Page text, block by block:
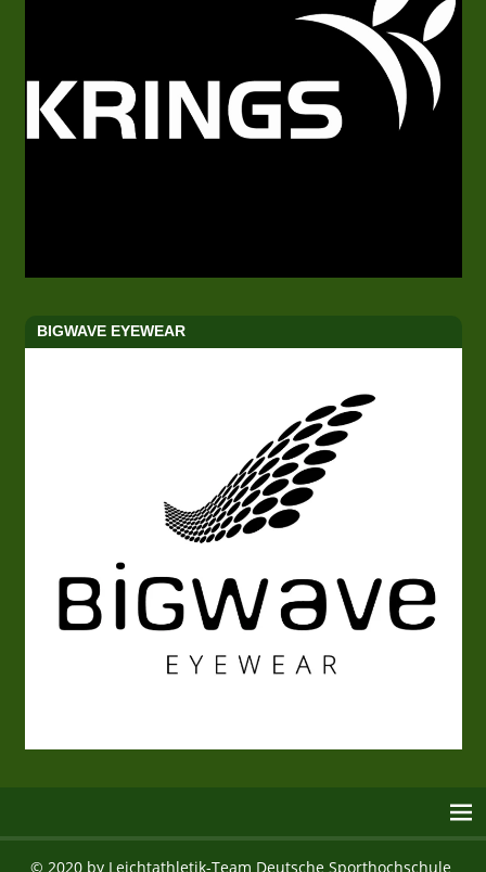
BIGWAVE EYEWEAR
© 2020 by Leichtathletik-Team Deutsche Sporthochschule